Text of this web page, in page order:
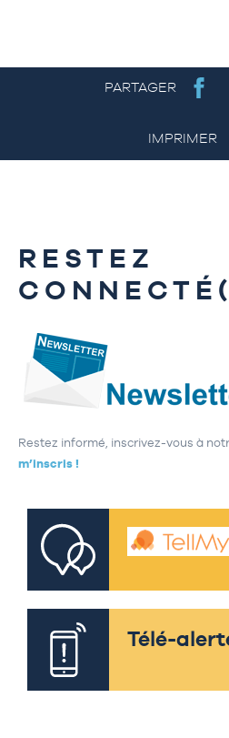
PARTAGER
IMPRIMER
RESTEZ
Restez informé, inscrivez-vous à
m’inscris !
Télé-